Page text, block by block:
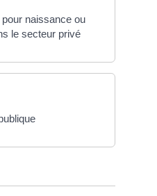
naissance ou
le secteur privé